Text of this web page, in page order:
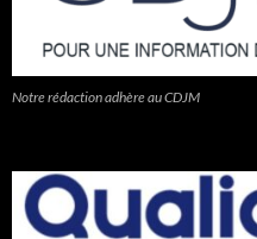
Notre rédaction adhère au CDJM